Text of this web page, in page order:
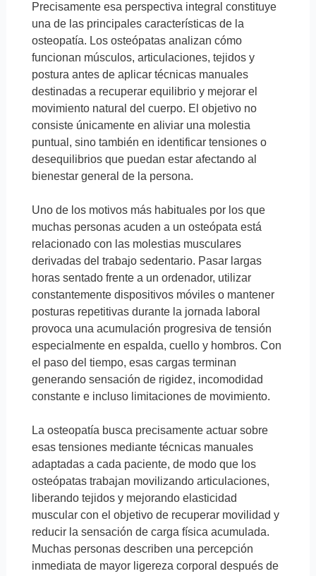
Precisamente esa perspectiva integral constituye
una de las principales características de la
osteopatía. Los osteópatas analizan cómo
funcionan músculos, articulaciones, tejidos y
postura antes de aplicar técnicas manuales
destinadas a recuperar equilibrio y mejorar el
movimiento natural del cuerpo. El objetivo no
consiste únicamente en aliviar una molestia
puntual, sino también en identificar tensiones o
desequilibrios que puedan estar afectando al
bienestar general de la persona.
Uno de los motivos más habituales por los que
muchas personas acuden a un osteópata está
relacionado con las molestias musculares
derivadas del trabajo sedentario. Pasar largas
horas sentado frente a un ordenador, utilizar
constantemente dispositivos móviles o mantener
posturas repetitivas durante la jornada laboral
provoca una acumulación progresiva de tensión
especialmente en espalda, cuello y hombros. Con
el paso del tiempo, esas cargas terminan
generando sensación de rigidez, incomodidad
constante e incluso limitaciones de movimiento.
La osteopatía busca precisamente actuar sobre
esas tensiones mediante técnicas manuales
adaptadas a cada paciente, de modo que los
osteópatas trabajan movilizando articulaciones,
liberando tejidos y mejorando elasticidad
muscular con el objetivo de recuperar movilidad y
reducir la sensación de carga física acumulada.
Muchas personas describen una percepción
inmediata de mayor ligereza corporal después de